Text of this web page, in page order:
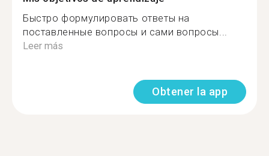
Быстро формулировать ответы на
поставленные вопросы и сами вопросы...
Leer más
Obtener la app